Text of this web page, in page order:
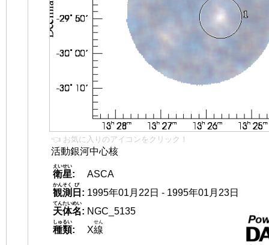
👈 お気に入りのアイコンをクリック！
活動銀河中心核
衛星
えいせい
:
ASCA
観測
かんそく
日
び
: 1995年01月22日 - 1995年01月23日
天体名
てんたいめい
: NGC_5135
種類
しゅるい
: X線
せん